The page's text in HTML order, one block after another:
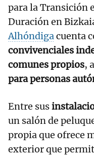
para la Transición
Duración en
Alhóndigacuenta
convivenciales
comunes propios,
para personas
Entre sus
un salón de
propia que ofrece
exterior que